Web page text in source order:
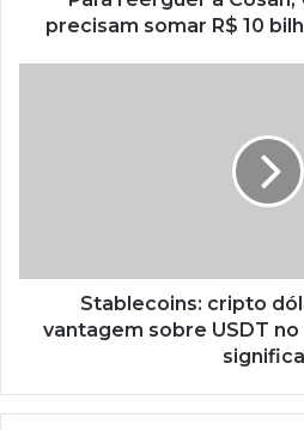
precisam somar R$ 10
Stablecoins: cripto
vantagem sobre USDT